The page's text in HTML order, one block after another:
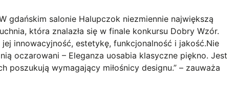
gdańskim salonie Halupczok niezmiennie największą
która znalazła się w finale konkursu Dobry Wzór.
innowacyjność, estetykę, funkcjonalność i jakość.Nie
oczarowani – Eleganza uosabia klasyczne piękno. Jest
poszukują wymagający miłośnicy designu.” – zauważa